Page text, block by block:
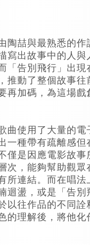
陶喆與最熟悉的
寫出故事中的人與
「告別飛行」出現
推動了整個故事往
再加碼，為這場
曲使用了大量的電
一種帶有疏離感但
僅是因應電影故事
次，能夠幫助觀眾
所連結。而在唱法
迴盪，或是「告別
以往作品的不同詮
的理解後，將他化